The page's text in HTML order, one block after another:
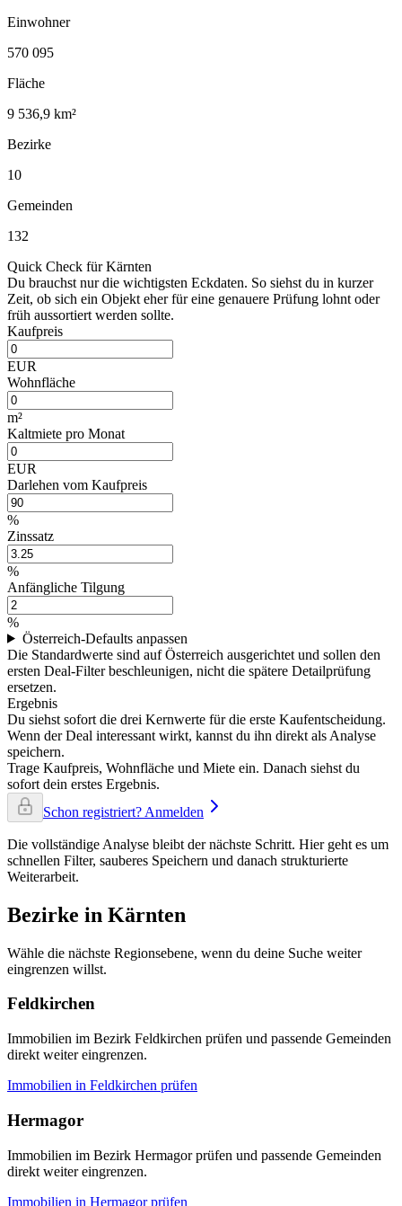
Einwohner
570 095
Fläche
9 536,9 km²
Bezirke
10
Gemeinden
132
Quick Check für Kärnten
Du brauchst nur die wichtigsten Eckdaten. So siehst du in kurzer
Zeit, ob sich ein Objekt eher für eine genauere Prüfung lohnt oder
früh aussortiert werden sollte.
Kaufpreis
EUR
Wohnfläche
m²
Kaltmiete pro Monat
EUR
Darlehen vom Kaufpreis
%
Zinssatz
%
Anfängliche Tilgung
%
Österreich-Defaults anpassen
Die Standardwerte sind auf Österreich ausgerichtet und sollen den
ersten Deal-Filter beschleunigen, nicht die spätere Detailprüfung
ersetzen.
Ergebnis
Du siehst sofort die drei Kernwerte für die erste Kaufentscheidung.
Wenn der Deal interessant wirkt, kannst du ihn direkt als Analyse
speichern.
Trage Kaufpreis, Wohnfläche und Miete ein. Danach siehst du
sofort dein erstes Ergebnis.
Schon registriert? Anmelden
Die vollständige Analyse bleibt der nächste Schritt. Hier geht es um
schnellen Filter, sauberes Speichern und danach strukturierte
Weiterarbeit.
Bezirke in Kärnten
Wähle die nächste Regionsebene, wenn du deine Suche weiter
eingrenzen willst.
Feldkirchen
Immobilien im Bezirk Feldkirchen prüfen und passende Gemeinden
direkt weiter eingrenzen.
Immobilien in Feldkirchen prüfen
Hermagor
Immobilien im Bezirk Hermagor prüfen und passende Gemeinden
direkt weiter eingrenzen.
Immobilien in Hermagorprüfen